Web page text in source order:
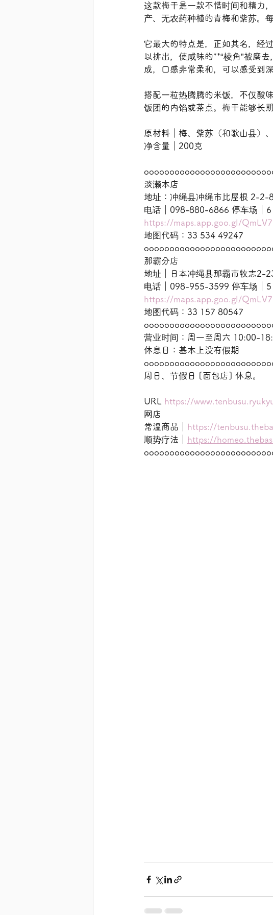
这款梅干是一款不惜时间和精力
产、无农药种植的青梅和紫苏。
它最大的特点是，正如其名，经
以排出，使咸味的**“棱角”被磨
成，口感非常柔和，可以感受到
搭配一粒热腾腾的米饭，不仅酸
饭团的内馅或茶点。梅干能够长
原材料｜梅、紫苏（和歌山县）
净含量｜200克
淡濑本店
地址：冲绳县冲绳市比屋根 2-2-
电话｜098-880-6866 停车场｜6
https://maps.app.goo.gl/
地图代码：33 534 49247
那霸分店
地址｜日本冲绳县那霸市牧志2-
电话｜098-955-3599 停车场｜5
https://maps.app.goo.gl/
地图代码：33 157 80547
营业时间：周一至周六 10:00-
休息日：基本上没有假期
周日、节假日 [面包店] 休息。
URL https://
网店
常温商品｜ https://
顺势疗法｜ https://